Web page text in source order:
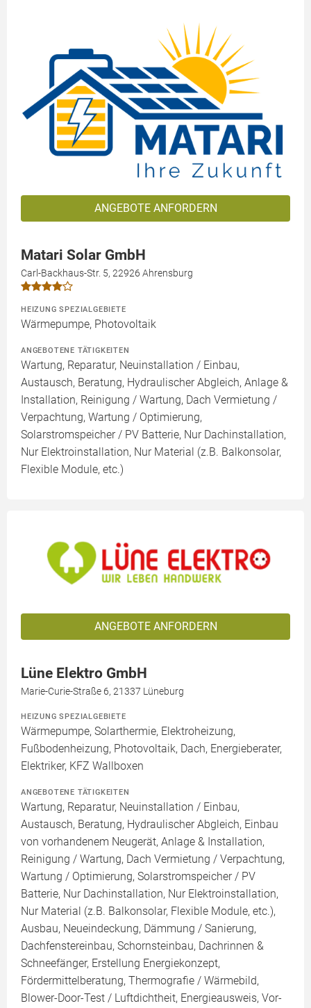
ANGEBOTE ANFORDERN
Matari Solar GmbH
Carl-Backhaus-Str. 5, 22926 Ahrensburg
HEIZUNG SPEZIALGEBIETE
Wärmepumpe, Photovoltaik
ANGEBOTENE TÄTIGKEITEN
Wartung, Reparatur, Neuinstallation / Einbau,
Austausch, Beratung, Hydraulischer Abgleich, Anlage &
Installation, Reinigung / Wartung, Dach Vermietung /
Verpachtung, Wartung / Optimierung,
Solarstromspeicher / PV Batterie, Nur Dachinstallation,
Nur Elektroinstallation, Nur Material (z.B. Balkonsolar,
Flexible Module, etc.)
ANGEBOTE ANFORDERN
Lüne Elektro GmbH
Marie-Curie-Straße 6, 21337 Lüneburg
HEIZUNG SPEZIALGEBIETE
Wärmepumpe, Solarthermie, Elektroheizung,
Fußbodenheizung, Photovoltaik, Dach, Energieberater,
Elektriker, KFZ Wallboxen
ANGEBOTENE TÄTIGKEITEN
Wartung, Reparatur, Neuinstallation / Einbau,
Austausch, Beratung, Hydraulischer Abgleich, Einbau
von vorhandenem Neugerät, Anlage & Installation,
Reinigung / Wartung, Dach Vermietung / Verpachtung,
Wartung / Optimierung, Solarstromspeicher / PV
Batterie, Nur Dachinstallation, Nur Elektroinstallation,
Nur Material (z.B. Balkonsolar, Flexible Module, etc.),
Ausbau, Neueindeckung, Dämmung / Sanierung,
Dachfenstereinbau, Schornsteinbau, Dachrinnen &
Schneefänger, Erstellung Energiekonzept,
Fördermittelberatung, Thermografie / Wärmebild,
Blower-Door-Test / Luftdichtheit, Energieausweis, Vor-